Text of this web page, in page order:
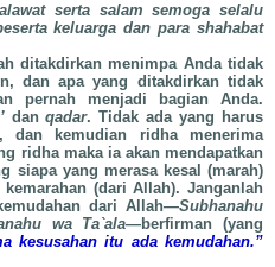
serta salam semoga selalu
keluarga dan para shahabat
ditakdirkan menimpa Anda tidak
dan apa yang ditakdirkan tidak
pernah menjadi bagian Anda.
danqadar. Tidak ada yang harus
dan kemudian ridha menerima
ridha maka ia akan mendapatkan
siapa yang merasa kesal (marah)
(dari Allah). Janganlah
dari Allah—Subhanahu
wa Ta`ala—berfirman (yang
kesusahan itu ada kemudahan.”